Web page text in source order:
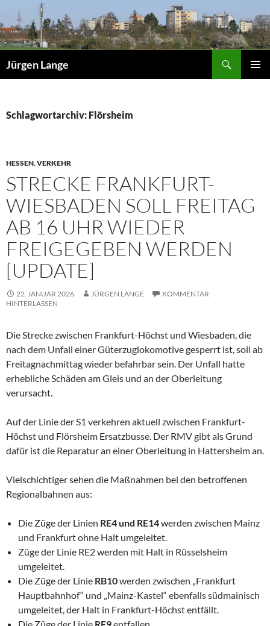
Inhalt
springen
Jürgen Lange
Schlagwortarchiv: Flörsheim
HESSEN,VERKEHR
STRECKE FRANKFURT-
WIESBADEN SOLL FREITAG
AB 16 UHR WIEDER
FREIGEGEBEN WERDEN
[UPDATE]
22. JANUAR 2026 JÜRGEN LANGE
KOMMENTAR
HINTERLASSEN
Die Strecke zwischen Frankfurt-Höchst und Wiesbaden, die
nach dem Unfall einer Güterzuglokomotive gesperrt ist, soll ab
Freitagnachmittag wieder befahrbar sein. Der Unfall hatte
erhebliche Schäden am Gleis und an der Oberleitung
verursacht.
Auf der Linie der S1 verkehren aktuell zwischen Frankfurt-
Höchst und Flörsheim Ersatzbusse. Der RMV gibt als Grund
dafür ist die Reparatur an einer Oberleitung in Hattersheim an.
Vielschichtiger sehen die Maßnahmen bei den betroffenen
Regionalbahnen aus:
Die Züge der Linien RE4 und RE14werden zwischen Mainz
und Frankfurt ohne Halt umgeleitet.
Züge der Linie RE2 werden mit Halt in Rüsselsheim
umgeleitet.
Die Züge der Linie RB10werden zwischen „Frankfurt
Hauptbahnhof“ und „Mainz-Kastel“ ebenfalls südmainisch
umgeleitet, der Halt in Frankfurt-Höchst entfällt.